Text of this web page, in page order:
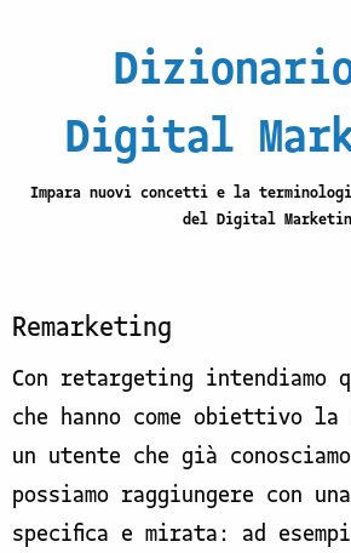
Digital
Impara nuovi concetti e la
del Digital
Remarketing
Con retargeting intendiamo
che hanno come obiettivo
un utente che già
possiamo raggiungere con
specifica e mirata: ad